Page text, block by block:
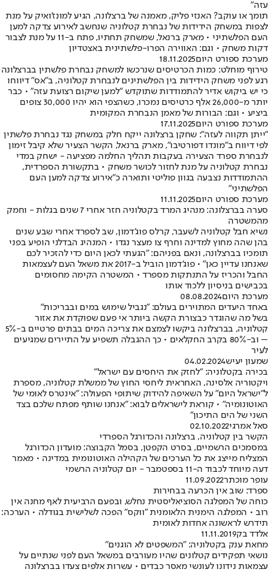
עזה"
תומך או עוקב? האנזי פליק, מאמנה של ברצלונה, הגיע למונז'ואיק על מנת
לצפות במשחק הידידות של נבחרת קטלוניה שנחשב לאירוע צדקה למען
העם הפלשתיני • מארק ברנאל, שמשחק תחתיו, פתח ב-11 על מנת לצבור
דקות משחק • וגם: האווירה הפרו-פלשתינית באצטדיון
מערכת ספורט היום18.11.2025
טירוף מוחלט: כמות הכרטיסים שנרכשו למשחק נבחרת פלשתין בברצלונה
רגע לפני משחק הידידות בין הפלשתינים לנבחרת קטלוניה, ב"אס" דיווחו
כי יש ביקוש אדיר להתמודדות שתוקדש "למען שיקום רצועת עזה" • כבר
יותר מ-26,000 אלף כרטיסים נמכרו, כשהצפי הוא יהיו 30,000 צופים
ביציע • וגם: הבורות של מאמן הנבחרת המקומית
מערכת ספורט היום17.11.2025
"ייתן תקווה לעזה": שחקן ברצלונה ייקח חלק במשחק נגד נבחרת פלשתין
לפי דיווח ב"מונדו דפורטיבו", מארק ברנאל, הקשר הצעיר שלא קיבל זימון
לנבחרת ספרד הצעירה בעקבות תהליך החלמה מפציעה - ישחק במדי
נבחרת קטלוניה על מנת לחזור לכושר משחק • בתקשורת הספרדית,
ההתמודדות נצבעה בגוון פוליטי ותוארה כ"אירוע צדקה למען העם
הפלשתיני"
מערכת ספורט היום11.11.2025
סערה בברצלונה: מנהיג המרד בקטלוניה חזר אחרי 7 שנים בגלות - וחמק
מהמשטרה
נשיא חבל קטלוניה לשעבר, קרלס פוג'דמון, שב לספרד אחרי שבע שנים
בהן שהה מחוץ למדינה וחרף צו מעצר נגדו • המנהיג הבדלני הופיע בפני
תומכיו בברצלונה, ונאם בפניהם: "הגעתי לכאן היום כדי להזכיר לכם
שאנחנו עדיין כאן" • פוג'דמון הוביל ב-2017 את משאל העם לעצמאות
החבל והכריז על התנתקות מספרד • המשטרה הקימה מחסומים
בכבישים בניסיון ללכוד אותו
מערכת היום08.08.2024
באחד היעדים המתוירים בעולם: "נגביל שימוש במים ובבריכות"
בשל מה שהוגדר כבצורת הקשה ביותר אי פעם שפוקדת את אזור
קטלוניה, בברצלונה ביקשו לצמצם את צריכה המים בבתים פרטיים ב-5%
– וב-80% בקרב החקלאים • כך ההגבלה תשפיע על התיירים שמגיעים
לעיר
שמעון יעיש04.02.2024
בכירה בקטלוניה: "לחזק את היחסים עם ישראל"
ויקטוריה אלסינה, האחראית ליחסי החוץ של ממשלת קטלוניה, מספרת
ל"ישראל היום" על השאיפה להידוק שיתופי הפעולה: "אינטרס לאומי של
האוטונומיה" • קוראת לישראלים לבוא: "אנחנו שותף מפתח שלכם בצד
השני של הים התיכון"
סאל אמרגי02.10.2022
הקשר בין קטלוניה, ברצלונה והכדורגל הספרדי
במסמכים הרשמיים, בסרט הקפטן, בסמל הקבוצה: מועדון הכדורגל
המצליח מייצג את כל הערכים של הקהילה האוטונומית במדינה • מאמר
דעה מיוחד לכבוד ה-11 בספטמבר - יום קטלוניה הרשמי
עופר מוכתר11.09.2022
ספרד: שוב אין הכרעה בבחירות
כוחה של המפלגה הסוציאליסטית נחלש, ובפעם הרביעית לאף מחנה אין
רוב • המפלגה הימנית הלאומנית "ווקס" הפכה לשלישית בגודלה • הערכה:
תידרש לראשונה אחדות לאומית
אלדד בק11.11.2019
מחאת ענק בקטלוניה: "המשפטים לא הוגנים"
נושאי תפקידים קטלונים שהיו מעורבים במשאל העם לפני שנתיים על
עצמאות נידונו לעונשי מאסר כבדים • עשרות אלפים צעדו בברצלונה